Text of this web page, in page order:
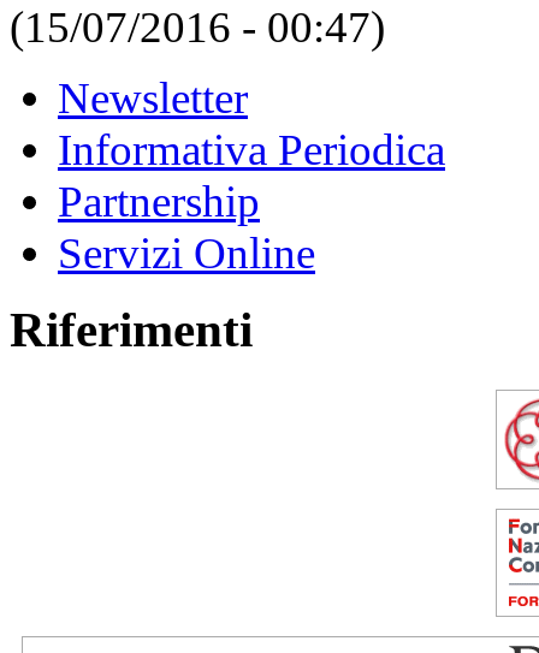
(15/07/2016 - 00:47)
Newsletter
Informativa Periodica
Partnership
Servizi Online
Riferimenti